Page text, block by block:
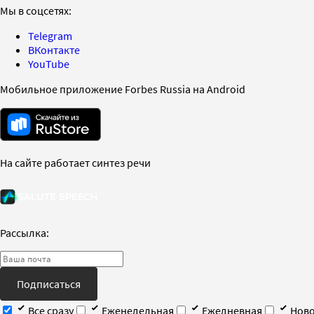
Мы в соцсетях:
Telegram
ВКонтакте
YouTube
Мобильное приложение Forbes Russia на Android
На сайте работает синтез речи
Рассылка:
Подписаться
Все сразу
Еженедельная Ежедневная